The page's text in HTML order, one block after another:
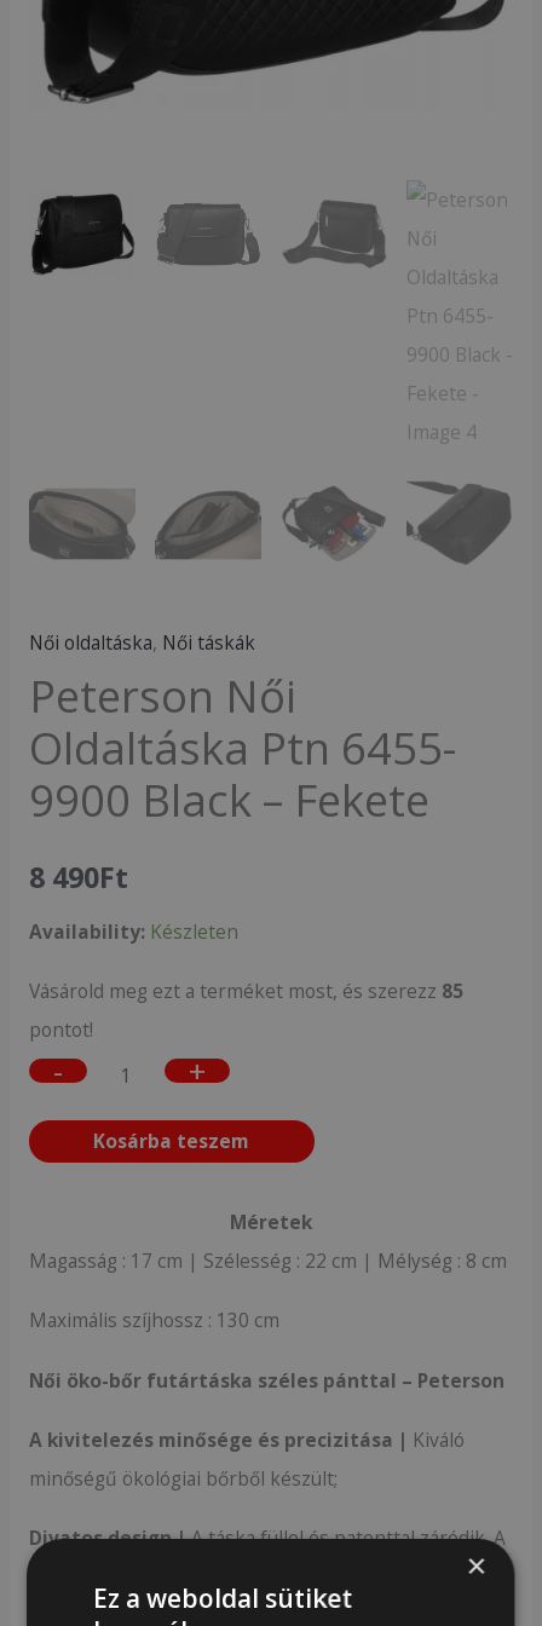
Női oldaltáska, Női táskák
Peterson Női
Oldaltáska Ptn 6455-
9900 Black – Fekete
8 490Ft
Availability: Készleten
Vásárold meg ezt a terméket most, és szerezz 85
pontot!
-
mennyiség
+
Kosárba teszem
Méretek
Magasság : 17 cm | Szélesség : 22 cm | Mélység : 8 cm
Maximális szíjhossz : 130 cm
Női öko-bőr futártáska széles pánttal – Peterson
A kivitelezés minősége és precizitása | Kiváló
minőségű ökológiai bőrből készült;
Divatos design |A táska füllel és patenttal záródik. A
szárny sima textúrájú, elöl dombornyomott szövést
imitáló mintával. A táska minden szerelvénye
×
Ez a weboldal sütiket